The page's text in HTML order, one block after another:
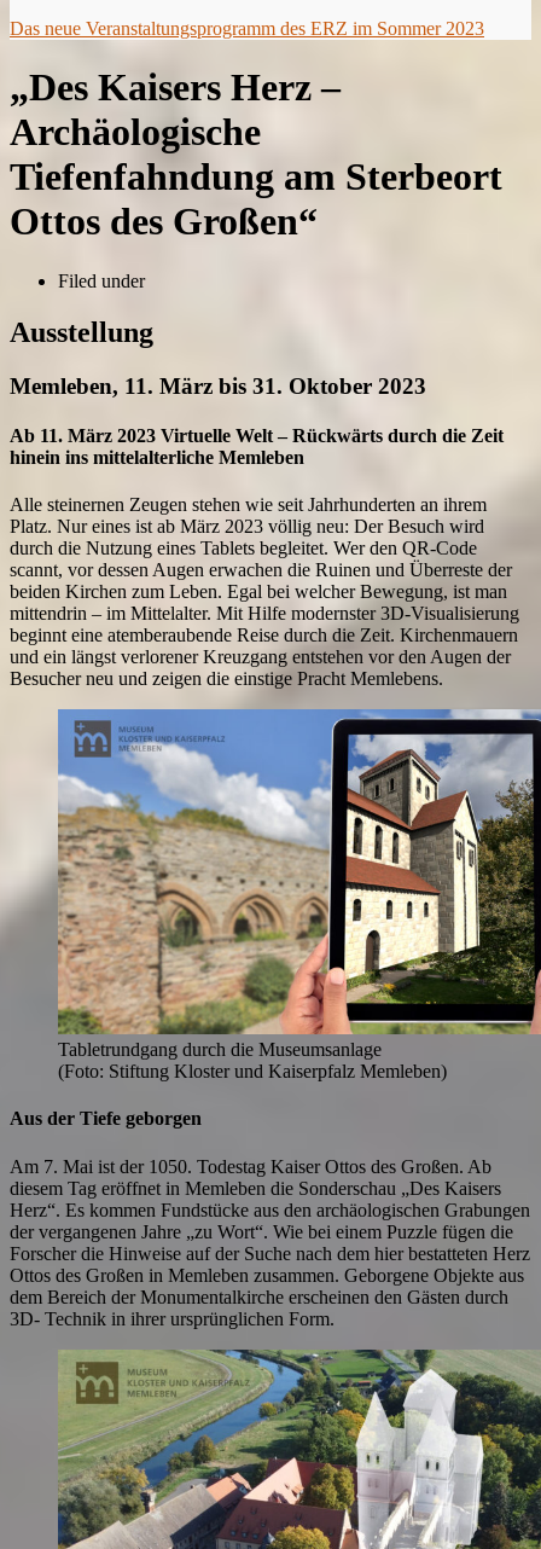
Das neue Veranstaltungsprogramm des ERZ im Sommer 2023
„Des Kaisers Herz –
Archäologische
Tiefenfahndung am Sterbeort
Ottos des Großen“
Filed under
Ausstellung
Memleben, 11. März bis 31. Oktober 2023
Ab 11. März 2023 Virtuelle Welt – Rückwärts durch die Zeit
hinein ins mittelalterliche Memleben
Alle steinernen Zeugen stehen wie seit Jahrhunderten an ihrem
Platz. Nur eines ist ab März 2023 völlig neu: Der Besuch wird
durch die Nutzung eines Tablets begleitet. Wer den QR-Code
scannt, vor dessen Augen erwachen die Ruinen und Überreste der
beiden Kirchen zum Leben. Egal bei welcher Bewegung, ist man
mittendrin – im Mittelalter. Mit Hilfe modernster 3D-Visualisierung
beginnt eine atemberaubende Reise durch die Zeit. Kirchenmauern
und ein längst verlorener Kreuzgang entstehen vor den Augen der
Besucher neu und zeigen die einstige Pracht Memlebens.
Tabletrundgang durch die Museumsanlage
(Foto: Stiftung Kloster und Kaiserpfalz Memleben)
Aus der Tiefe geborgen
Am 7. Mai ist der 1050. Todestag Kaiser Ottos des Großen. Ab
diesem Tag eröffnet in Memleben die Sonderschau „Des Kaisers
Herz“. Es kommen Fundstücke aus den archäologischen Grabungen
der vergangenen Jahre „zu Wort“. Wie bei einem Puzzle fügen die
Forscher die Hinweise auf der Suche nach dem hier bestatteten Herz
Ottos des Großen in Memleben zusammen. Geborgene Objekte aus
dem Bereich der Monumentalkirche erscheinen den Gästen durch
3D- Technik in ihrer ursprünglichen Form.